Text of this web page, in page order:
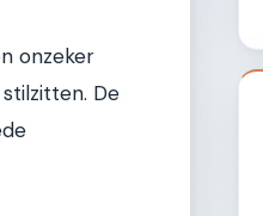
onzeker
De